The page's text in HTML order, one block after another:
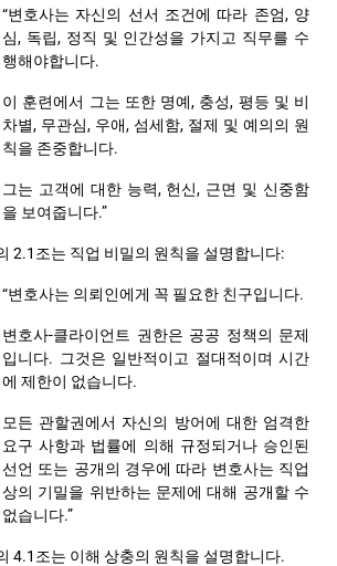
“변호사는 자신의 선서 조건에 따라 존엄, 양
심, 독립, 정직 및 인간성을 가지고 직무를 수
행해야합니다.
이 훈련에서 그는 또한 명예, 충성, 평등 및 비
차별, 무관심, 우애, 섬세함, 절제 및 예의의 원
칙을 존중합니다.
그는 고객에 대한 능력, 헌신, 근면 및 신중함
을 보여줍니다.”
2.1조는 직업 비밀의 원칙을 설명합니다:
“변호사는 의뢰인에게 꼭 필요한 친구입니다.
변호사-클라이언트 권한은 공공 정책의 문제
입니다. 그것은 일반적이고 절대적이며 시간
에 제한이 없습니다.
모든 관할권에서 자신의 방어에 대한 엄격한
요구 사항과 법률에 의해 규정되거나 승인된
선언 또는 공개의 경우에 따라 변호사는 직업
상의 기밀을 위반하는 문제에 대해 공개할 수
없습니다.”
4.1조는 이해 상충의 원칙을 설명합니다.